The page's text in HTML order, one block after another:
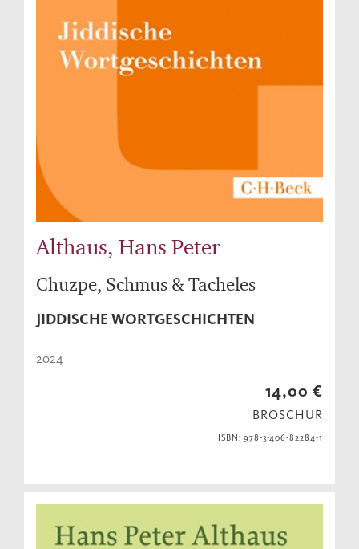
Althaus, Hans Peter
Chuzpe, Schmus & Tacheles
JIDDISCHE WORTGESCHICHTEN
2024
14,00 €
BROSCHUR
ISBN: 978-3-406-82284-1